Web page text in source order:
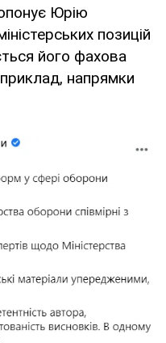
Юрію
позицій
його фахова
напрямки